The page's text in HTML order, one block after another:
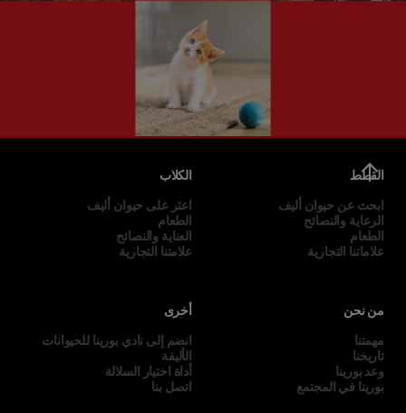
القطط
ابحث عن حيوان أليف
الرعاية والنصائح
الطعام
علاماتنا التجارية
الكلاب
اعثر على حيوان أليف
الطعام
العناية والنصائح
علامتنا التجارية
من نحن
مهمتنا
تاريخنا
وعد بورينا
بورينا في المجتمع
أخرى
انضم إلى نادي بورينا للحيوانات
الأليفة
أداة اختيار السلالة
اتصل بنا